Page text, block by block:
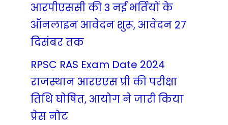
आरपीएससी की 3 नई भर्तियों के
ऑनलाइन आवेदन शुरू, आवेदन 27
दिसंबर तक
RPSC RAS Exam Date 2024
राजस्थान आरएएस प्री की परीक्षा
तिथि घोषित, आयोग ने जारी किया
प्रेस नोट